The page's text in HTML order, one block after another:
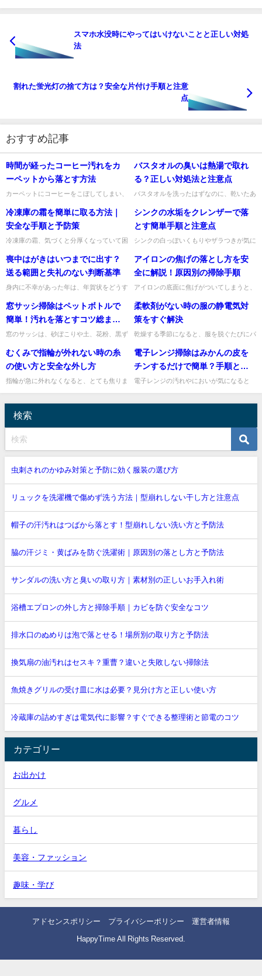
スマホ水没時にやってはいけないことと正しい対処
法
割れた蛍光灯の捨て方は？安全な片付け手順と注意
点
おすすめ記事
時間が経ったコーヒー汚れをカ
ーペットから落とす方法
カーペットにコーヒーをこぼしてしまい、
焦りますよね。私も「もうシミが残るか
も」と不安になる気持ち、よく...
バスタオルの臭いは熱湯で取れ
る？正しい対処法と注意点
バスタオルを洗ったはずなのに、乾いたあ
ありますよね。そんなときに気になるのが
「熱湯で臭いは取れるの？」...
冷凍庫の霜を簡単に取る方法｜
安全な手順と予防策
冷凍庫の霜、気づくと分厚くなっていて困
り、引き出しが閉まりにくくなったりする
と、早く何とかしたくなるも...
シンクの水垢をクレンザーで落
とす簡単手順と注意点
シンクの白っぽいくもりやザラつきが気に
かな」と迷うことがありますよね。結論か
らお伝えすると、シンクの水...
喪中はがきはいつまでに出す？
送る範囲と失礼のない判断基準
身内に不幸があった年は、年賀状をどうす
が、喪中はがきはいつまでに出すのか、そ
して誰まで送るのかという点...
アイロンの焦げの落とし方を安
全に解説！原因別の掃除手順
アイロンの底面に焦げがついてしまうと、
ね。私も「このまま使って大丈夫かな」と
気になることがあります。結...
窓サッシ掃除はペットボトルで
簡単！汚れを落とすコツ総まと
め
窓のサッシは、砂ぼこりや土、花粉、黒ず
にくい場所ですね。そんなときに役立つの
が、身近なペットボトルです...
柔軟剤がない時の服の静電気対
策をすぐ解決
乾燥する季節になると、服を脱ぐたびにパ
りついたりして困りますよね。しかも、そ
んな時に限って柔軟剤がない...
むくみで指輪が外れない時の糸
の使い方と安全な外し方
指輪が急に外れなくなると、とても焦りま
ますます抜けにくくなります...
電子レンジ掃除はみかんの皮を
チンするだけで簡単？手順と注
意点を解説
電子レンジの汚れやにおいが気になると
検索
虫刺されのかゆみ対策と予防に効く服装の選び方
リュックを洗濯機で傷めず洗う方法｜型崩れしない干し方と注意点
帽子の汗汚れはつばから落とす！型崩れしない洗い方と予防法
脇の汗ジミ・黄ばみを防ぐ洗濯術｜原因別の落とし方と予防法
サンダルの洗い方と臭いの取り方｜素材別の正しいお手入れ術
浴槽エプロンの外し方と掃除手順｜カビを防ぐ安全なコツ
排水口のぬめりは泡で落とせる！場所別の取り方と予防法
換気扇の油汚れはセスキ？重曹？違いと失敗しない掃除法
魚焼きグリルの受け皿に水は必要？見分け方と正しい使い方
冷蔵庫の詰めすぎは電気代に影響？すぐできる整理術と節電のコツ
カテゴリー
お出かけ
グルメ
暮らし
美容・ファッション
趣味・学び
アドセンスポリシー プライバシーポリシー 運営者情報
HappyTime All Rights Reserved.